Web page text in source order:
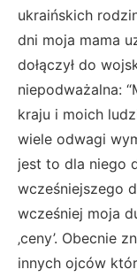
ukraińskich
dni moja mama
dołączył do
niepodważalna:
kraju i moich
wiele odwagi
jest to dla niego
wcześniejszego
wcześniej moja
‚ceny’. Obecnie
innych ojców